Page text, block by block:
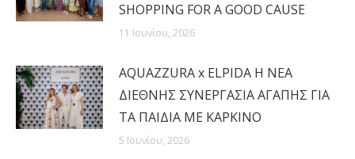
SHOPPING FOR A GOOD CAUSE
11 Ιουνίου, 2026
AQUAZZURA x ELPIDA Η ΝΕΑ
ΔΙΕΘΝΗΣ ΣΥΝΕΡΓΑΣΙΑ ΑΓΑΠΗΣ ΓΙΑ
ΤΑ ΠΑΙΔΙΑ ΜΕ ΚΑΡΚΙΝΟ
5 Ιουνίου, 2026